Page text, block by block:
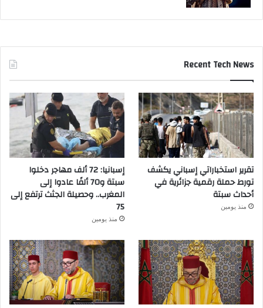
Recent Tech News
تقرير استخباراتي إسباني يكشف
تورط حملة رقمية جزائرية في
أحداث سبتة
منذ يومين
إسبانيا: 72 ألف مهاجر دخلوا
سبتة و70 ألفًا عادوا إلى
المغرب.. وحصيلة الجثث ترتفع إلى
75
منذ يومين